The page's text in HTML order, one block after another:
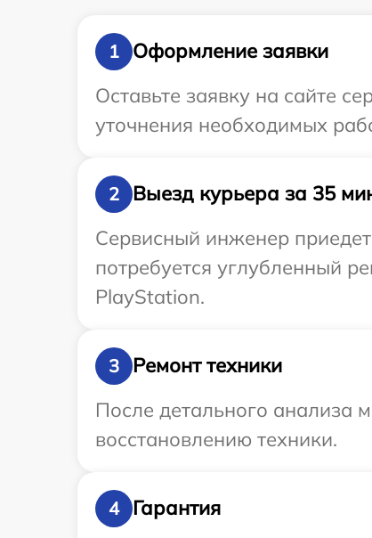
1
Оформление заявки
Оставьте заявку на сайте
уточнения необходимых
2
Выезд курьера за 35
Сервисный инженер
потребуется углубленный
PlayStation.
3
Ремонт техники
После детального анализа
восстановлению техники.
4
Гарантия